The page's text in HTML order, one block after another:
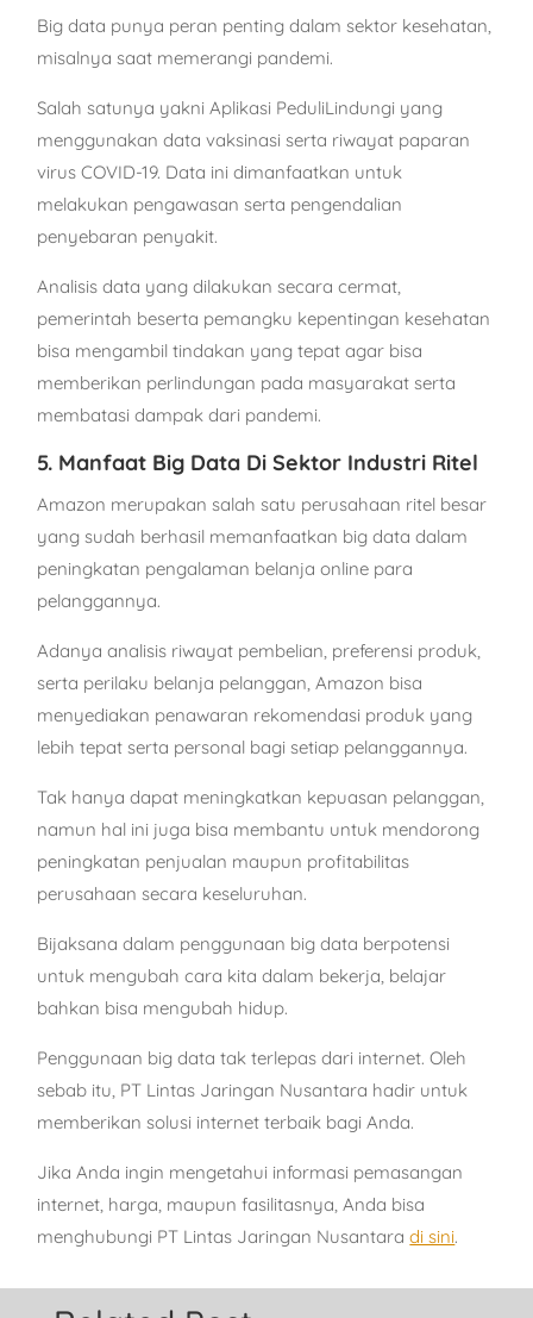
Big data punya peran penting dalam sektor kesehatan,
misalnya saat memerangi pandemi.
Salah satunya yakni Aplikasi PeduliLindungi yang
menggunakan data vaksinasi serta riwayat paparan
virus COVID-19. Data ini dimanfaatkan untuk
melakukan pengawasan serta pengendalian
penyebaran penyakit.
Analisis data yang dilakukan secara cermat,
pemerintah beserta pemangku kepentingan kesehatan
bisa mengambil tindakan yang tepat agar bisa
memberikan perlindungan pada masyarakat serta
membatasi dampak dari pandemi.
5. Manfaat Big Data Di Sektor Industri Ritel
Amazon merupakan salah satu perusahaan ritel besar
yang sudah berhasil memanfaatkan big data dalam
peningkatan pengalaman belanja online para
pelanggannya.
Adanya analisis riwayat pembelian, preferensi produk,
serta perilaku belanja pelanggan, Amazon bisa
menyediakan penawaran rekomendasi produk yang
lebih tepat serta personal bagi setiap pelanggannya.
Tak hanya dapat meningkatkan kepuasan pelanggan,
namun hal ini juga bisa membantu untuk mendorong
peningkatan penjualan maupun profitabilitas
perusahaan secara keseluruhan.
Bijaksana dalam penggunaan big data berpotensi
untuk mengubah cara kita dalam bekerja, belajar
bahkan bisa mengubah hidup.
Penggunaan big data tak terlepas dari internet. Oleh
sebab itu, PT Lintas Jaringan Nusantara hadir untuk
memberikan solusi internet terbaik bagi Anda.
Jika Anda ingin mengetahui informasi pemasangan
internet, harga, maupun fasilitasnya, Anda bisa
menghubungi PT Lintas Jaringan Nusantaradi sini.